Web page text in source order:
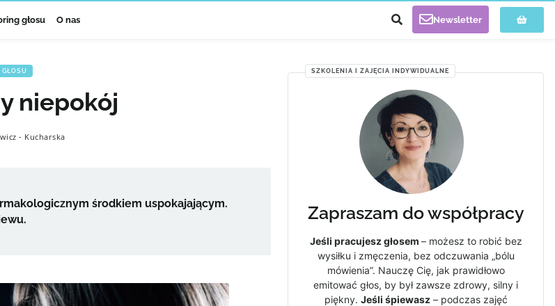
głosu O nas Newsletter
niepokój
- Kucharska
środkiem uspokajającym.
Zapraszam do współpracy
Jeśli pracujesz głosem – możesz to robić bez
wysiłku i zmęczenia, bez odczuwania „bólu
mówienia”. Nauczę Cię, jak prawidłowo
emitować głos, by był zawsze zdrowy, silny i
piękny. Jeśli śpiewasz– podczas zajęć
SZKOLENIA I ZAJĘCIA INDYWIDUALNE